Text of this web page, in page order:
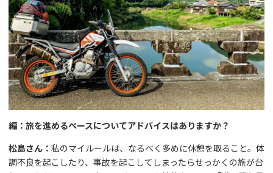
編：旅を進めるペースについてアドバイスはありますか？
松島さん： 私のマイルールは、なるべく多めに休憩を取ること。体
調不良を起こしたり、事故を起こしてしまったらせっかくの旅が台